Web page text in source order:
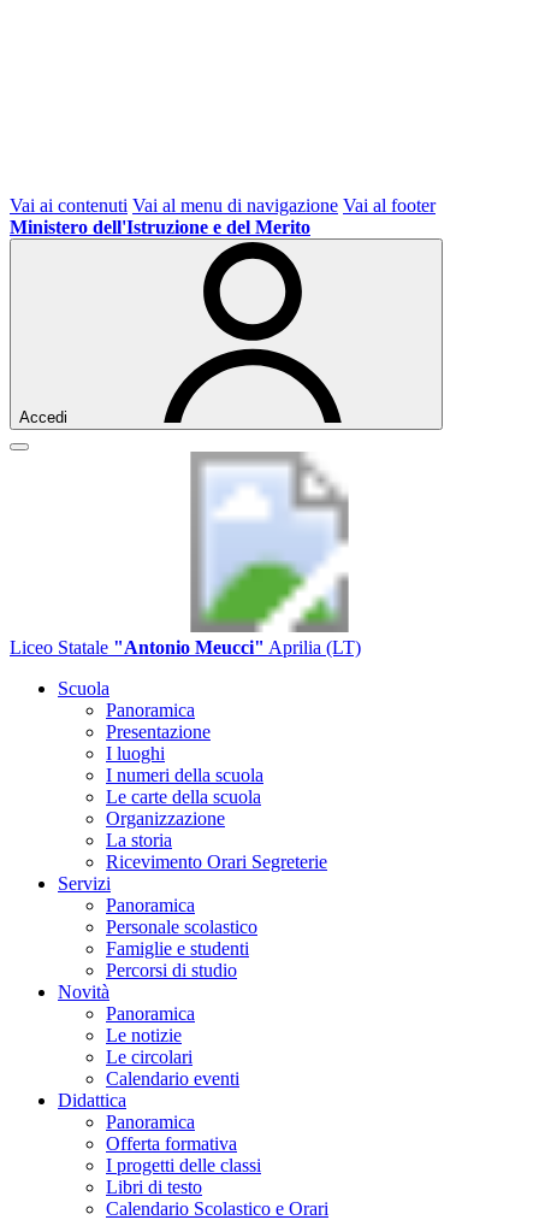
Vai ai contenuti Vai al menu di navigazione Vai al footer
Ministero dell'Istruzione e del Merito
Accedi
Liceo Statale "Antonio Meucci" Aprilia (LT)
Scuola
Panoramica
Presentazione
I luoghi
I numeri della scuola
Le carte della scuola
Organizzazione
La storia
Ricevimento Orari Segreterie
Servizi
Panoramica
Personale scolastico
Famiglie e studenti
Percorsi di studio
Novità
Panoramica
Le notizie
Le circolari
Calendario eventi
Didattica
Panoramica
Offerta formativa
I progetti delle classi
Libri di testo
Calendario Scolastico e Orari